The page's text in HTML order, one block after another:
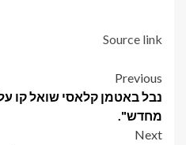
Source link
Post
navigation
Previous
נבל באטמן קלאסי שואל קו
מחדש".
Next